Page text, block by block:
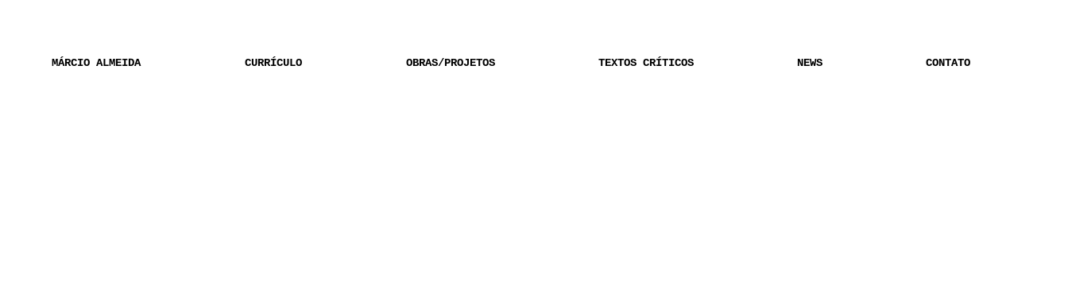
MÁRCIO ALMEIDA CURRÍCULO OBRAS/PROJETOS TEXTOS CRÍTICOS NEWS CONTATO